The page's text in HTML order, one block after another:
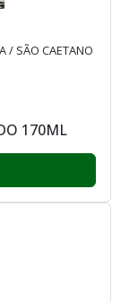
/ SÃO CAETANO
170ML